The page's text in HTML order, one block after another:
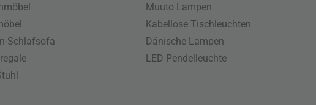
Schlafsofa
Muuto Lampen
Kabellose Tischleuchten
Dänische Lampen
LED Pendelleuchte